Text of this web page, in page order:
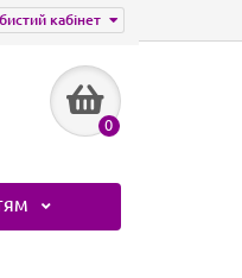
кабінет
0